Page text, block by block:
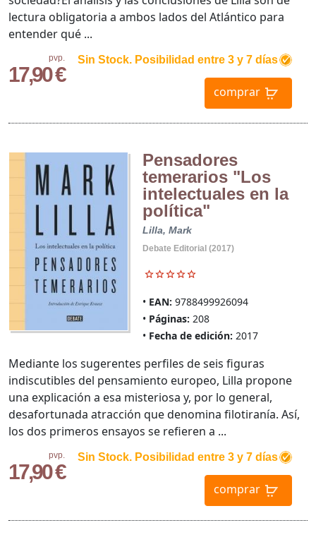
pvp.
17,90 €
Sin Stock. Posibilidad entre 3 y 7 días
comprar
lectura obligatoria a ambos lados del Atlántico para
entender qué ...
Pensadores
temerarios "Los
intelectuales en la
política"
Lilla, Mark
Debate Editorial (2017)
EAN: 9788499926094
Páginas: 208
Fecha de edición: 2017
pvp.
17,90 €
Sin Stock. Posibilidad entre 3 y 7 días
comprar
Mediante los sugerentes perfiles de seis figuras
indiscutibles del pensamiento europeo, Lilla propone
una explicación a esa misteriosa y, por lo general,
desafortunada atracción que denomina filotiranía. Así,
los dos primeros ensayos se refieren a ...